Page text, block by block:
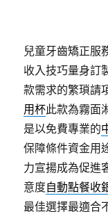
兒童牙齒矯正服
收入技巧量身訂
款需求的繁瑣請
用杯此款為霧面
是以免費專業的
保障條件資金用
力宣揚成為促進
意度自動點餐收
最佳選擇最適合